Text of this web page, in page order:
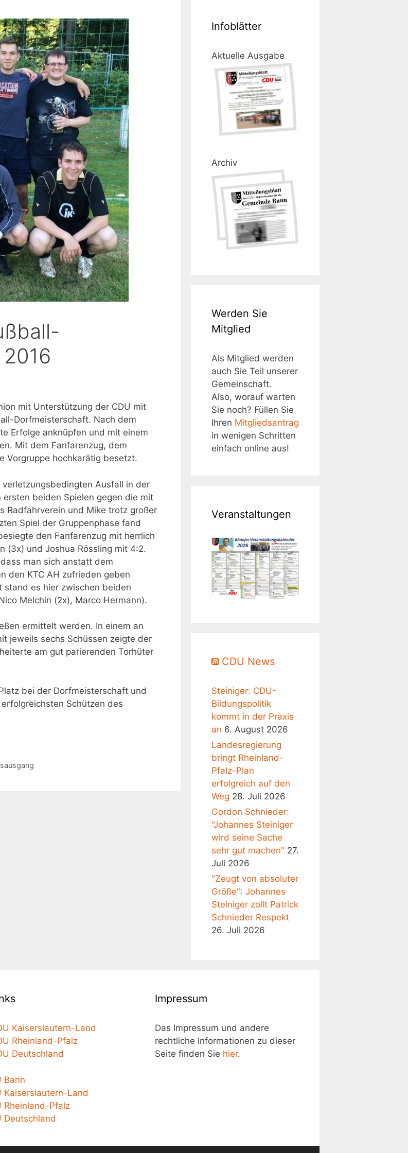
mit Unterstützung der CDU mit
Dorfmeisterschaft. Nach dem
Erfolge anknüpfen und mit einem
Mit dem Fanfarenzug, dem
Vorgruppe hochkarätig besetzt.
Ausfall in der
beiden Spielen gegen die mit
Radfahrverein und Mike trotz großer
Spiel der Gruppenphase fand
den Fanfarenzug mit herrlich
(3x) und Joshua Rössling mit 4:2.
man sich anstatt dem
den KTC AH zufrieden geben
stand es hier zwischen beiden
Melchin (2x), Marco Hermann).
ermittelt werden. In einem an
jeweils sechs Schüssen zeigte der
am gut parierenden Torhüter
bei der Dorfmeisterschaft und
Schützen des
Infoblätter
Aktuelle Ausgabe
Archiv
Werden Sie
Mitglied
Als Mitglied werden
auch Sie Teil unserer
Gemeinschaft.
Also, worauf warten
Sie noch? Füllen Sie
Ihren Mitgliedsantrag
in wenigen Schritten
einfach online aus!
Veranstaltungen
CDU News
Steiniger: CDU-
Bildungspolitik
kommt in der Praxis
an 6. August 2026
Landesregierung
bringt Rheinland-
Pfalz-Plan
erfolgreich auf den
Weg 28. Juli 2026
Gordon Schnieder:
"Johannes Steiniger
wird seine Sache
sehr gut machen" 27.
Juli 2026
"Zeugt von absoluter
Größe": Johannes
Steiniger zollt Patrick
Schnieder Respekt
26. Juli 2026
Kaiserslautern-Land
Rheinland-Pfalz
Deutschland
Bann
Kaiserslautern-Land
Rheinland-Pfalz
Deutschland
Impressum
Das Impressum und andere
rechtliche Informationen zu dieser
Seite finden Sie hier.